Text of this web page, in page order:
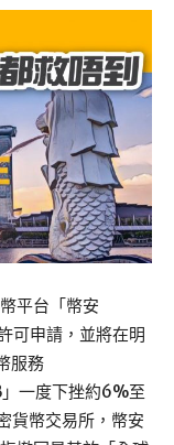
平台「幣安
可申請，並將在明
服務
」一度下挫約6%至
貨幣交易所，幣安